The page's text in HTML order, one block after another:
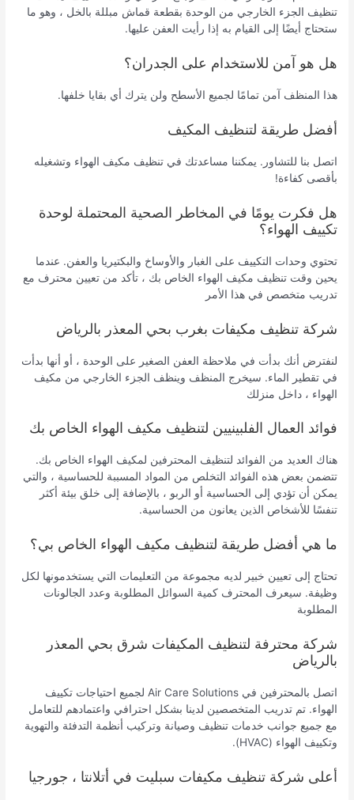
تنظيف الجزء الخارجي من الوحدة بقطعة قماش مبللة بالخل ، وهو ما
ستحتاج أيضًا إلى القيام به إذا رأيت العفن عليها.
هل هو آمن للاستخدام على الجدران؟
هذا المنظف آمن تمامًا لجميع الأسطح ولن يترك أي بقايا خلفها.
أفضل طريقة لتنظيف المكيف
اتصل بنا للتشاور. يمكننا مساعدتك في تنظيف مكيف الهواء وتشغيله
بأقصى كفاءة!
هل فكرت يومًا في المخاطر الصحية المحتملة لوحدة
تكييف الهواء؟
تحتوي وحدات التكييف على الغبار والأوساخ والبكتيريا والعفن. عندما
يحين وقت تنظيف مكيف الهواء الخاص بك ، تأكد من تعيين محترف مع
تدريب متخصص في هذا الأمر
شركة تنظيف مكيفات بغرب بحي المعذر بالرياض
لنفترض أنك بدأت في ملاحظة العفن الصغير على الوحدة ، أو أنها بدأت
في تقطير الماء. سيخرج المنظف وينظف الجزء الخارجي من مكيف
الهواء ، داخل منزلك
فوائد العمال الفلبينيين لتنظيف مكيف الهواء الخاص بك
هناك العديد من الفوائد لتنظيف المحترفين لمكيف الهواء الخاص بك.
تتضمن بعض هذه الفوائد التخلص من المواد المسببة للحساسية ، والتي
يمكن أن تؤدي إلى الحساسية أو الربو ، بالإضافة إلى خلق بيئة أكثر
تنفسًا للأشخاص الذين يعانون من الحساسية.
ما هي أفضل طريقة لتنظيف مكيف الهواء الخاص بي؟
تحتاج إلى تعيين خبير لديه مجموعة من التعليمات التي يستخدمونها لكل
وظيفة. سيعرف المحترف كمية السوائل المطلوبة وعدد الجالونات
المطلوبة
شركة محترفة لتنظيف المكيفات شرق بحي المعذر
بالرياض
اتصل بالمحترفين في Air Care Solutions لجميع احتياجات تكييف
الهواء. تم تدريب المتخصصين لدينا بشكل احترافي واعتمادهم للتعامل
مع جميع جوانب خدمات تنظيف وصيانة وتركيب أنظمة التدفئة والتهوية
وتكييف الهواء (HVAC).
أعلى شركة تنظيف مكيفات سبليت في أتلانتا ، جورجيا